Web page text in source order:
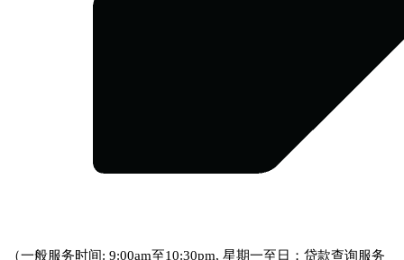
（一般服务时间: 9:00am至10:30pm, 星期一至日；贷款查询服务